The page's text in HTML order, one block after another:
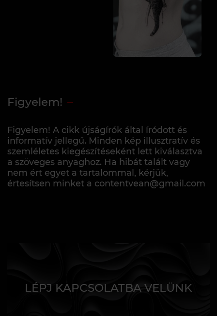
Figyelem!
Figyelem! A cikk újságírók által íródott és
informatív jellegű. Minden kép illusztratív és
szemléletes kiegészítéseként lett kiválasztva
a szöveges anyaghoz. Ha hibát talált vagy
nem ért egyet a tartalommal, kérjük,
értesítsen minket a contentvean@gmail.com
LÉPJ KAPCSOLATBA VELÜNK